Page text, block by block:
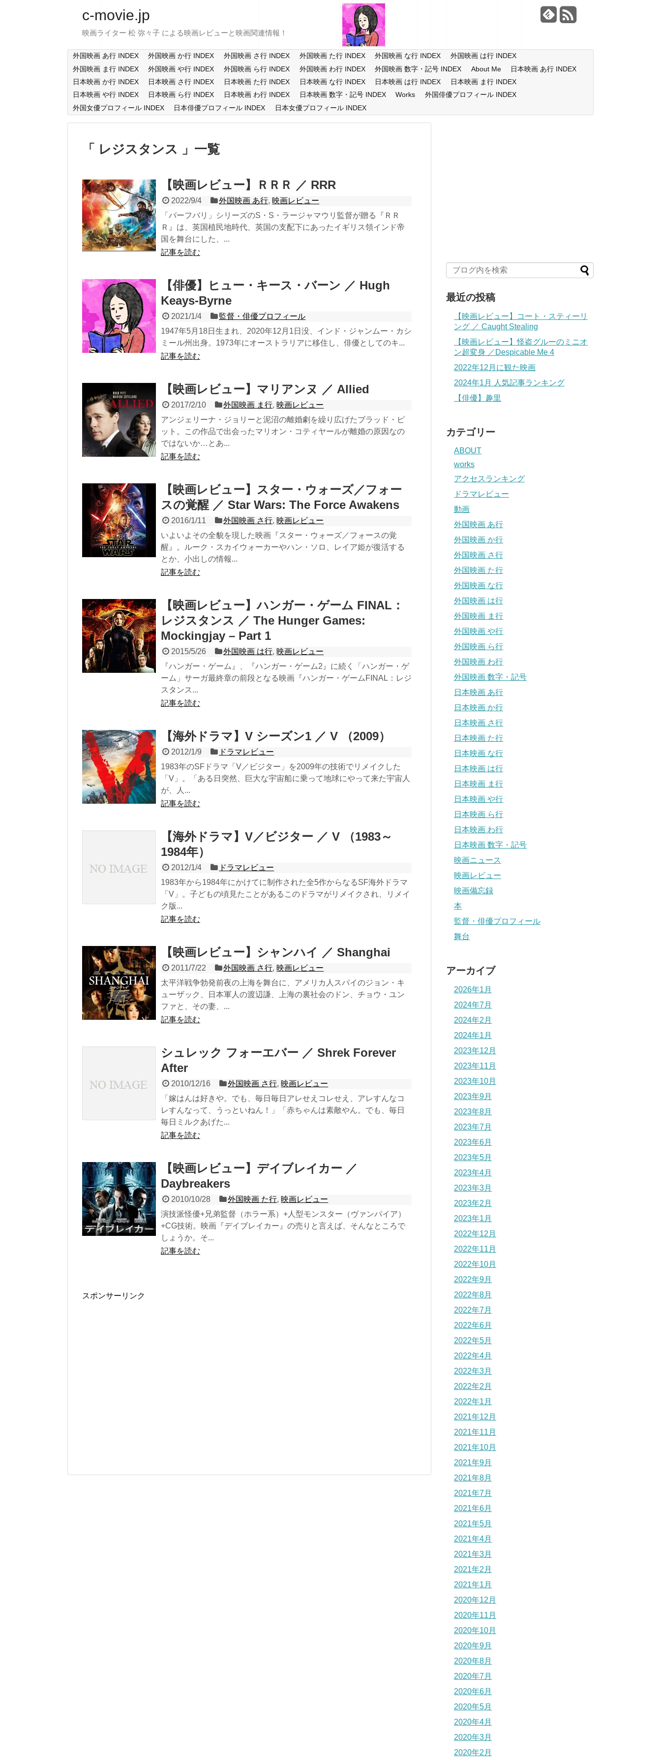
c-movie.jp
映画ライター 松 弥々子 による映画レビューと映画関連情報！
外国映画 あ行 INDEX 外国映画 か行 INDEX 外国映画 さ行 INDEX 外国映画 た行 INDEX 外国映画 な行 INDEX
外国映画 は行 INDEX
外国映画 ま行 INDEX
外国映画 や行 INDEX 外国映画 ら行 INDEX 外国映画 わ行 INDEX 外国映画 数字・記号 INDEX About Me
日本映画 あ行 INDEX
日本映画 か行 INDEX
日本映画 さ行 INDEX 日本映画 た行 INDEX 日本映画 な行 INDEX 日本映画 は行 INDEX
日本映画 ま行 INDEX
日本映画 や行 INDEX
日本映画 ら行 INDEX 日本映画 わ行 INDEX 日本映画 数字・記号 INDEX Works
外国俳優プロフィール INDEX
外国女優プロフィール INDEX
日本俳優プロフィール INDEX 日本女優プロフィール INDEX
レジスタンス 一覧
【映画レビュー】ＲＲＲ ／ RRR
2022/9/4 外国映画 あ行, 映画レビュー
「バーフバリ」シリーズのS・S・ラージャマウリ監督が贈る『ＲＲ
Ｒ』は、英国植民地時代、英国の支配下にあったイギリス領インド帝
国を舞台にした、...
記事を読む
【俳優】ヒュー・キース・バーン ／ Hugh
Keays-Byrne
2021/1/4
監督・俳優プロフィール
1947年5月18日生まれ、2020年12月1日没、インド・ジャンムー・カシ
ミール州出身。1973年にオーストラリアに移住し、俳優としてのキ...
記事を読む
【映画レビュー】マリアンヌ ／ Allied
2017/2/10 外国映画 ま行, 映画レビュー
アンジェリーナ・ジョリーと泥沼の離婚劇を繰り広げたブラッド・ピ
ット。この作品で出会ったマリオン・コティヤールが離婚の原因なの
ではないか…とあ...
記事を読む
【映画レビュー】スター・ウォーズ／フォー
スの覚醒 ／ Star Wars: The Force Awakens
2016/1/11 外国映画 さ行, 映画レビュー
いよいよその全貌を現した映画『スター・ウォーズ／フォースの覚
醒』。ルーク・スカイウォーカーやハン・ソロ、レイア姫が復活する
とか、小出しの情報...
記事を読む
【映画レビュー】ハンガー・ゲーム FINAL：
レジスタンス ／ The Hunger Games:
Mockingjay – Part 1
2015/5/26 外国映画 は行, 映画レビュー
『ハンガー・ゲーム』、『ハンガー・ゲーム2』に続く「ハンガー・ゲ
ーム」サーガ最終章の前段となる映画『ハンガー・ゲームFINAL：レジ
スタンス...
記事を読む
【海外ドラマ】V シーズン1 ／ V （2009）
2012/1/9
ドラマレビュー
1983年のSFドラマ「V／ビジター」を2009年の技術でリメイクした
「V」。「ある日突然、巨大な宇宙船に乗って地球にやって来た宇宙人
が、人...
記事を読む
【海外ドラマ】V／ビジター ／ V （1983～
1984年）
2012/1/4
ドラマレビュー
1983年から1984年にかけてに制作された全5作からなるSF海外ドラマ
「V」。子どもの頃見たことがあるこのドラマがリメイクされ、リメイ
ク版...
記事を読む
【映画レビュー】シャンハイ ／ Shanghai
2011/7/22 外国映画 さ行, 映画レビュー
太平洋戦争勃発前夜の上海を舞台に、アメリカ人スパイのジョン・キ
ューザック、日本軍人の渡辺謙、上海の裏社会のドン、チョウ・ユン
ファと、その妻、...
記事を読む
シュレック フォーエバー ／ Shrek Forever
After
2010/12/16 外国映画 さ行, 映画レビュー
「嫁はんは好きや。でも、毎日毎日アレせえコレせえ、アレすんなコ
レすんなって、うっといねん！」「赤ちゃんは素敵やん。でも、毎日
毎日ミルクあげた...
記事を読む
【映画レビュー】デイブレイカー ／
Daybreakers
2010/10/28 外国映画 た行, 映画レビュー
演技派怪優+兄弟監督（ホラー系）+人型モンスター（ヴァンパイア）
+CG技術。映画『デイブレイカー』の売りと言えば、そんなところで
しょうか。そ...
記事を読む
スポンサーリンク
最近の投稿
【映画レビュー】コート・スティーリ
ング ／ Caught Stealing
【映画レビュー】怪盗グルーのミニオ
ン超変身 ／Despicable Me 4
2022年12月に観た映画
2024年1月 人気記事ランキング
【俳優】趣里
カテゴリー
ABOUT
works
アクセスランキング
ドラマレビュー
動画
外国映画 あ行
外国映画 か行
外国映画 さ行
外国映画 た行
外国映画 な行
外国映画 は行
外国映画 ま行
外国映画 や行
外国映画 ら行
外国映画 わ行
外国映画 数字・記号
日本映画 あ行
日本映画 か行
日本映画 さ行
日本映画 た行
日本映画 な行
日本映画 は行
日本映画 ま行
日本映画 や行
日本映画 ら行
日本映画 わ行
日本映画 数字・記号
映画ニュース
映画レビュー
映画備忘録
本
監督・俳優プロフィール
舞台
アーカイブ
2026年1月
2024年7月
2024年2月
2024年1月
2023年12月
2023年11月
2023年10月
2023年9月
2023年8月
2023年7月
2023年6月
2023年5月
2023年4月
2023年3月
2023年2月
2023年1月
2022年12月
2022年11月
2022年10月
2022年9月
2022年8月
2022年7月
2022年6月
2022年5月
2022年4月
2022年3月
2022年2月
2022年1月
2021年12月
2021年11月
2021年10月
2021年9月
2021年8月
2021年7月
2021年6月
2021年5月
2021年4月
2021年3月
2021年2月
2021年1月
2020年12月
2020年11月
2020年10月
2020年9月
2020年8月
2020年7月
2020年6月
2020年5月
2020年4月
2020年3月
2020年2月